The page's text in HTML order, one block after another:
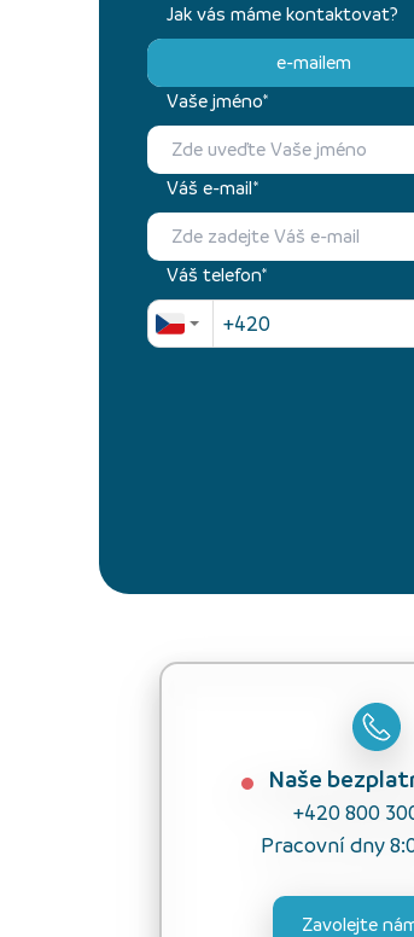
Jak vás máme kontaktovat?
e-mailem
Vaše jméno*
Váš e-mail*
Váš telefon*
Naše
+420 800
Pracovní dny
Zavolejte